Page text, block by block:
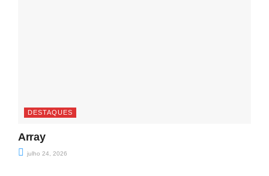
DESTAQUES
Array
julho 24, 2026